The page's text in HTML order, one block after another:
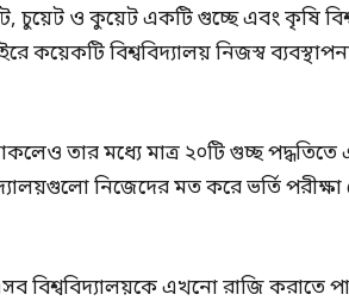
চুয়েট ও কুয়েট একটি গুচ্ছে এবং কৃষি
কয়েকটি বিশ্ববিদ্যালয় নিজস্ব
তার মধ্যে মাত্র ২০টি গুচ্ছ
নিজেদের মত করে ভর্তি
বিশ্ববিদ্যালয়কে এখনো রাজি করাতে